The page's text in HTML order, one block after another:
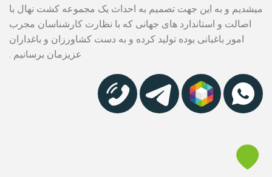
میشدیم و به این جهت تصمیم به احداث یک مجموعه کشت نهال با
اصالت و استاندارد های جهانی که با نظارت کارشناسان مجرب
امور باغبانی بوده تولید کرده و به دست کشاورزان و باغداران
عزیزمان برسانیم .